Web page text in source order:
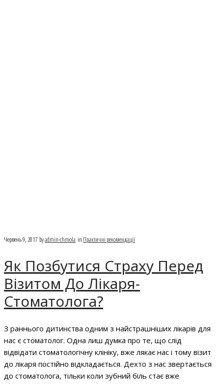
Червень 9, 2017 byadmin-chmola in Практичні рекомендації
Як Позбутися Страху Перед
Візитом До Лікаря-
Стоматолога?
З раннього дитинства одним з найстрашніших лікарів для
нас є стоматолог. Одна лиш думка про те, що слід
відвідати стоматологічну клініку, вже лякає нас і тому візит
до лікаря постійно відкладається. Дехто з нас звертається
до стоматолога, тільки коли зубний біль стає вже